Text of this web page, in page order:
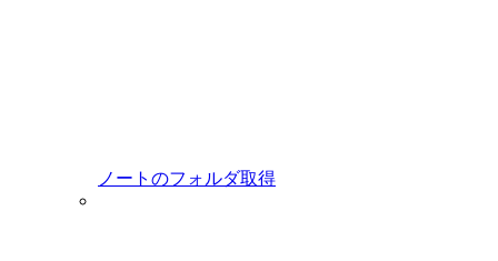
ノートのフォルダ取得